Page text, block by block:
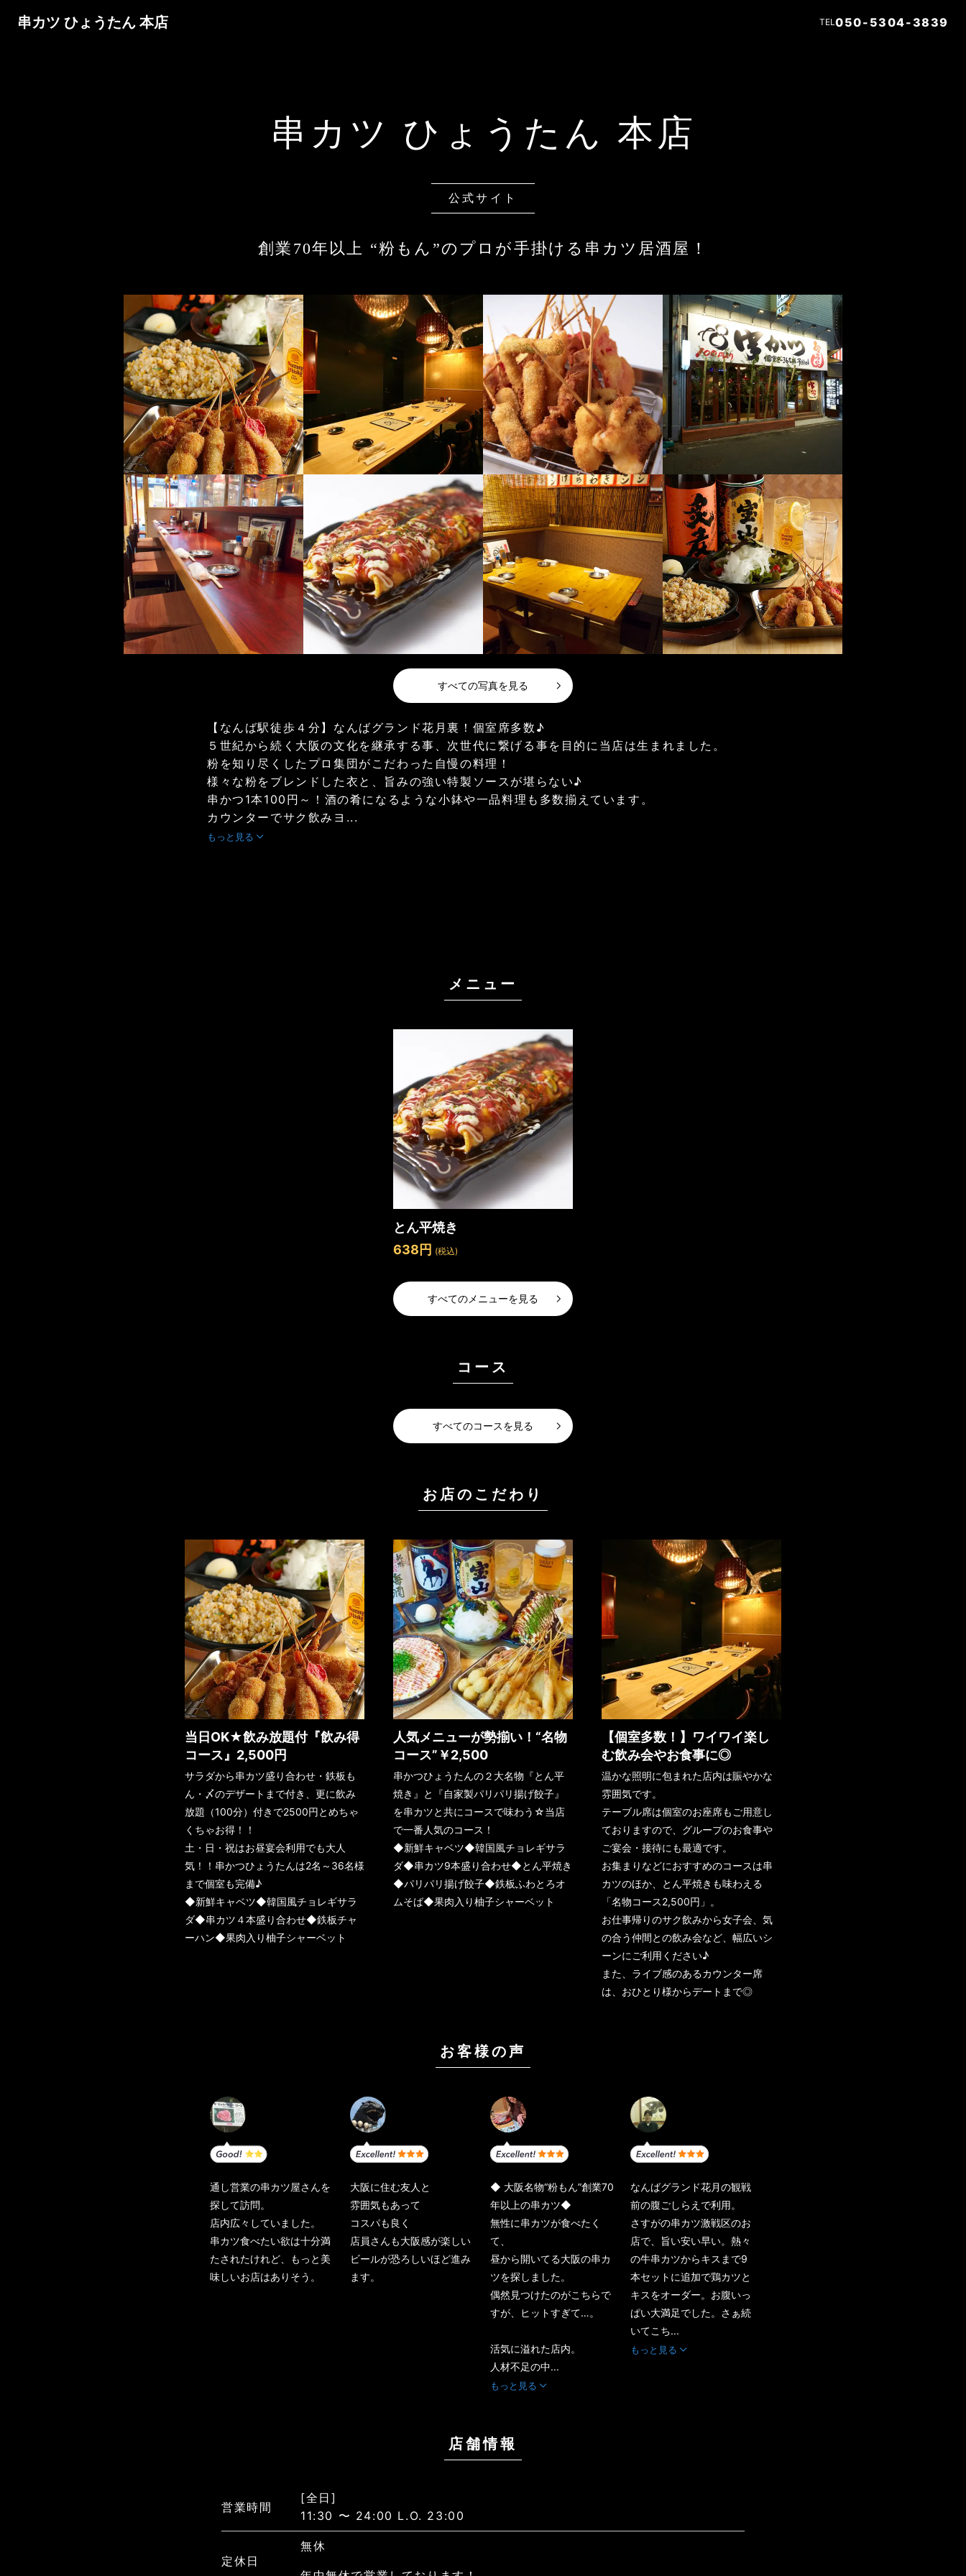
串カツ ひょうたん 本店 TEL050-5304-3839
串カツ ひょうたん 本店
公式サイト
創業70年以上 “粉もん”のプロが手掛ける串カツ居酒屋！
すべての写真を見る
【なんば駅徒歩４分】なんばグランド花月裏！個室席多数♪
５世紀から続く大阪の文化を継承する事、次世代に繋げる事を目的に当店は生まれました。
粉を知り尽くしたプロ集団がこだわった自慢の料理！
様々な粉をブレンドした衣と、旨みの強い特製ソースが堪らない♪
串かつ1本100円～！酒の肴になるような小鉢や一品料理も多数揃えています。
カウンターでサク飲みヨ...
もっと見る
メニュー
とん平焼き
638円 (税込)
すべてのメニューを見る
コース
すべてのコースを見る
お店のこだわり
当日OK★飲み放題付『飲み得
コース』2,500円
サラダから串カツ盛り合わせ・鉄板も
ん・〆のデザートまで付き、更に飲み
放題（100分）付きで2500円とめちゃ
くちゃお得！！
土・日・祝はお昼宴会利用でも大人
気！！串かつひょうたんは2名～36名様
まで個室も完備♪
◆新鮮キャベツ◆韓国風チョレギサラ
ダ◆串カツ４本盛り合わせ◆鉄板チャ
ーハン◆果肉入り柚子シャーベット
人気メニューが勢揃い！“名物
コース”￥2,500
串かつひょうたんの２大名物『とん平
焼き』と『自家製パリパリ揚げ餃子』
を串カツと共にコースで味わう☆当店
で一番人気のコース！
◆新鮮キャベツ◆韓国風チョレギサラ
ダ◆串カツ9本盛り合わせ◆とん平焼き
◆パリパリ揚げ餃子◆鉄板ふわとろオ
ムそば◆果肉入り柚子シャーベット
【個室多数！】ワイワイ楽し
む飲み会やお食事に◎
温かな照明に包まれた店内は賑やかな
雰囲気です。
テーブル席は個室のお座席もご用意し
ておりますので、グループのお食事や
ご宴会・接待にも最適です。
お集まりなどにおすすめのコースは串
カツのほか、とん平焼きも味わえる
「名物コース2,500円」。
お仕事帰りのサク飲みから女子会、気
の合う仲間との飲み会など、幅広いシ
ーンにご利用ください♪
また、ライブ感のあるカウンター席
は、おひとり様からデートまで◎
お客様の声
通し営業の串カツ屋さんを
探して訪問。
店内広々していました。
串カツ食べたい欲は十分満
たされたけれど、もっと美
味しいお店はありそう。
大阪に住む友人と
雰囲気もあって
コスパも良く
店員さんも大阪感が楽しい
ビールが恐ろしいほど進み
ます。
◆ 大阪名物“粉もん”創業70
年以上の串カツ◆
無性に串カツが食べたく
て、
昼から開いてる大阪の串カ
ツを探しました。
偶然見つけたのがこちらで
すが、ヒットすぎて…。
活気に溢れた店内。
人材不足の中...
もっと見る
なんばグランド花月の観戦
前の腹ごしらえで利用。
さすがの串カツ激戦区のお
店で、旨い安い早い。熱々
の牛串カツからキスまで9
本セットに追加で鶏カツと
キスをオーダー。お腹いっ
ぱい大満足でした。さぁ続
いてこち...
もっと見る
店舗情報
営業時間
[全日]
11:30 〜 24:00 L.O. 23:00
定休日
無休